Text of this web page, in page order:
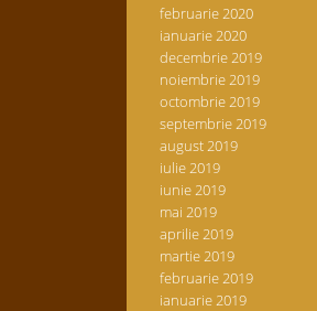
februarie 2020
ianuarie 2020
decembrie 2019
noiembrie 2019
octombrie 2019
septembrie 2019
august 2019
iulie 2019
iunie 2019
mai 2019
aprilie 2019
martie 2019
februarie 2019
ianuarie 2019